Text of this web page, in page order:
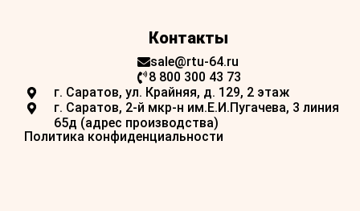
Контакты
sale@rtu-64.ru
8 800 300 43 73
г. Саратов, ул. Крайняя, д. 129, 2 этаж
г. Саратов, 2-й мкр-н им.Е.И.Пугачева, 3 линия
65д (адрес производства)
Политика конфиденциальности